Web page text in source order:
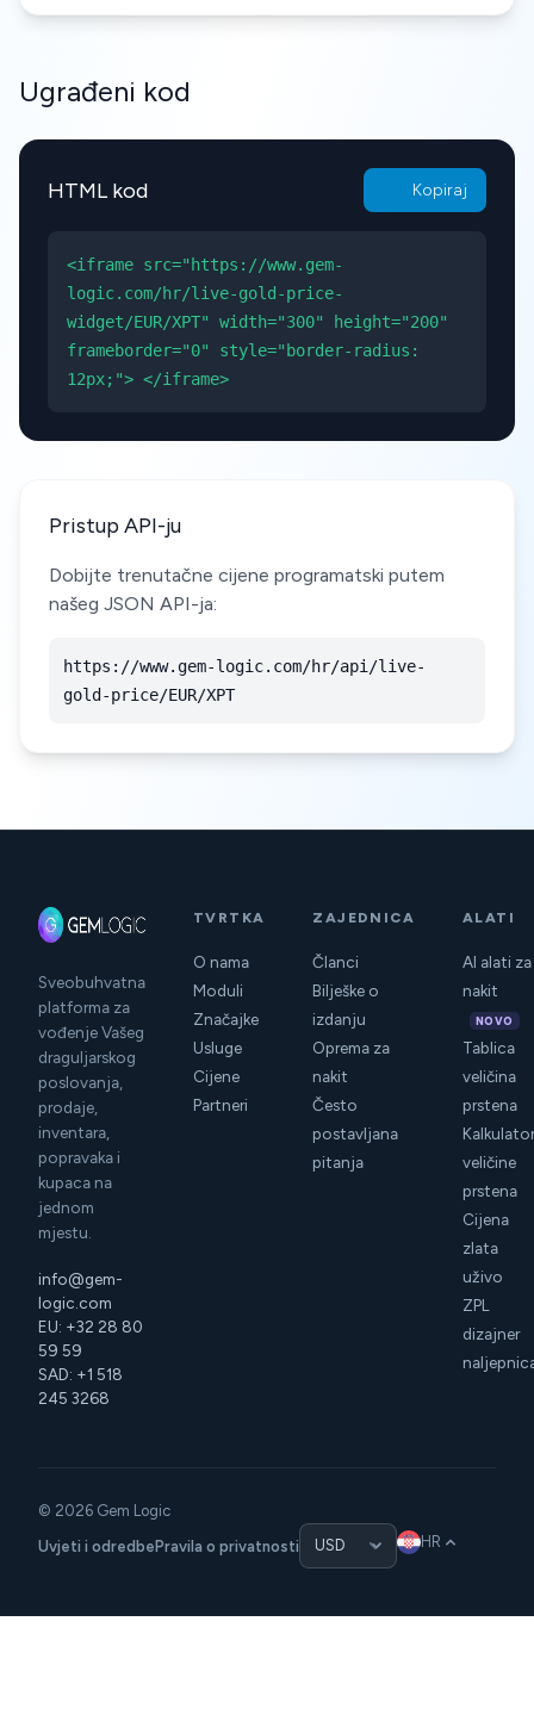
Ugrađeni kod
HTML kod Kopiraj
<iframe src="https://www.gem-
logic.com/hr/live-gold-price-
widget/EUR/XPT" width="300" height="200"
frameborder="0" style="border-radius:
12px;"> </iframe>
Pristup API-ju
Dobijte trenutačne cijene programatski putem
našeg JSON API-ja:
https://www.gem-logic.com/hr/api/live-
gold-price/EUR/XPT
Sveobuhvatna
platforma za
vođenje Vašeg
draguljarskog
poslovanja,
prodaje,
inventara,
popravaka i
kupaca na
jednom
mjestu.
info@gem-
logic.com
EU: +32 28 80
59 59
SAD: +1 518
245 3268
TVRTKA
O nama
Moduli
Značajke
Usluge
Cijene
Partneri
ZAJEDNICA
Članci
Bilješke o
izdanju
Oprema za
nakit
Često
postavljana
pitanja
ALATI
AI alati za
nakit
NOVO
Tablica
veličina
prstena
veličine
prstena
Cijena
zlata
uživo
ZPL
dizajner
© 2026 Gem Logic
Uvjeti i odredbePravila o privatnosti HR